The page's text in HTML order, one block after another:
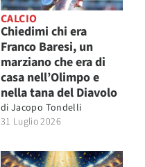
CALCIO
Chiedimi chi era
Franco Baresi, un
marziano che era di
casa nell’Olimpo e
nella tana del Diavolo
di Jacopo Tondelli
31 Luglio 2026